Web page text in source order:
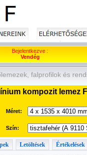
Bejelentkezve :
Vendég
falprofilok és
kompozit
Méret:
Szín:
Letöltések Értékelések